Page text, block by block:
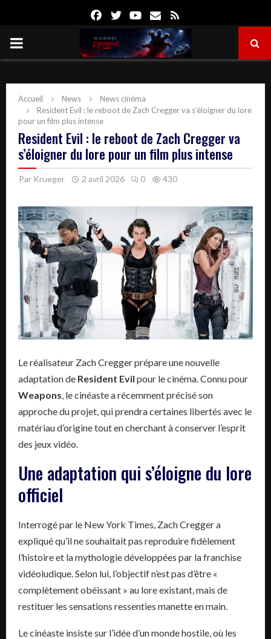
FacebookTwitterYoutube
Email
PRIMARY
Accueil News
News cinéma
Resident Evil : le reboot de Zach Cregger va s’éloigner du lore
pour un film plus intense
Resident Evil : le reboot de Zach Cregger va
s’éloigner du lore pour un film plus intense
Par Krueger 2 avril 2026 0 430
Le réalisateur Zach Cregger prépare une nouvelle
adaptation de Resident Evil pour le cinéma. Connu pour
Weapons , le cinéaste a récemment précisé son
approche du projet, qui prendra certaines libertés avec le
matériau d’origine tout en cherchant à conserver l’esprit
des jeux vidéo.
Une adaptation qui s’éloigne du lore
officiel
Interrogé par le New York Times, Zach Cregger a
expliqué qu’il ne souhaitait pas reproduire fidèlement
l’histoire et la mythologie développées par la franchise
vidéoludique. Selon lui, l’objectif n’est pas d’être «
complètement obéissant » au lore existant, mais de
restituer les sensations ressenties manette en main.
Le cinéaste insiste sur l’idée d’un monde hostile, où les